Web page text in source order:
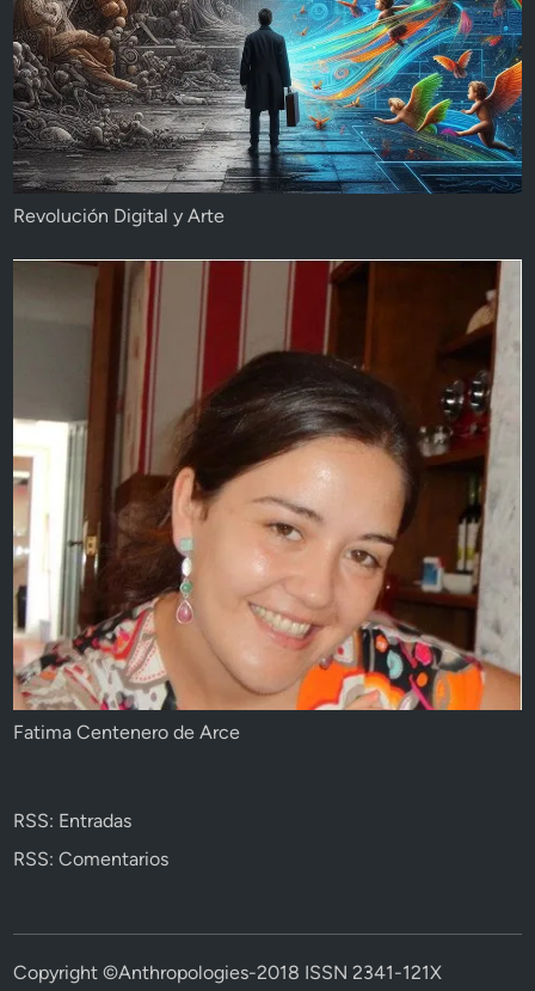
Revolución Digital y Arte
Fatima Centenero de Arce
RSS: Entradas
RSS: Comentarios
Copyright ©Anthropologies-2018 ISSN 2341-121X